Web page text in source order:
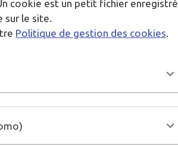
cookie est un petit fichier enregistré
sur le site.
Politique de gestion des cookies.